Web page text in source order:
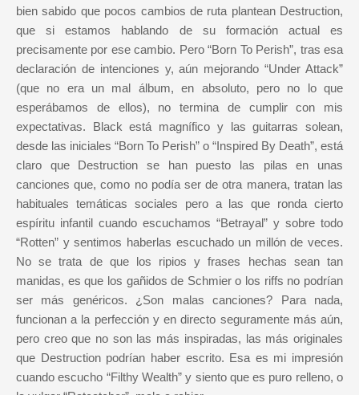
bien sabido que pocos cambios de ruta plantean Destruction,
que si estamos hablando de su formación actual es
precisamente por ese cambio. Pero “Born To Perish”, tras esa
declaración de intenciones y, aún mejorando “Under Attack”
(que no era un mal álbum, en absoluto, pero no lo que
esperábamos de ellos), no termina de cumplir con mis
expectativas. Black está magnífico y las guitarras solean,
desde las iniciales “Born To Perish” o “Inspired By Death”, está
claro que Destruction se han puesto las pilas en unas
canciones que, como no podía ser de otra manera, tratan las
habituales temáticas sociales pero a las que ronda cierto
espíritu infantil cuando escuchamos “Betrayal” y sobre todo
“Rotten” y sentimos haberlas escuchado un millón de veces.
No se trata de que los ripios y frases hechas sean tan
manidas, es que los gañidos de Schmier o los riffs no podrían
ser más genéricos. ¿Son malas canciones? Para nada,
funcionan a la perfección y en directo seguramente más aún,
pero creo que no son las más inspiradas, las más originales
que Destruction podrían haber escrito. Esa es mi impresión
cuando escucho “Filthy Wealth” y siento que es puro relleno, o